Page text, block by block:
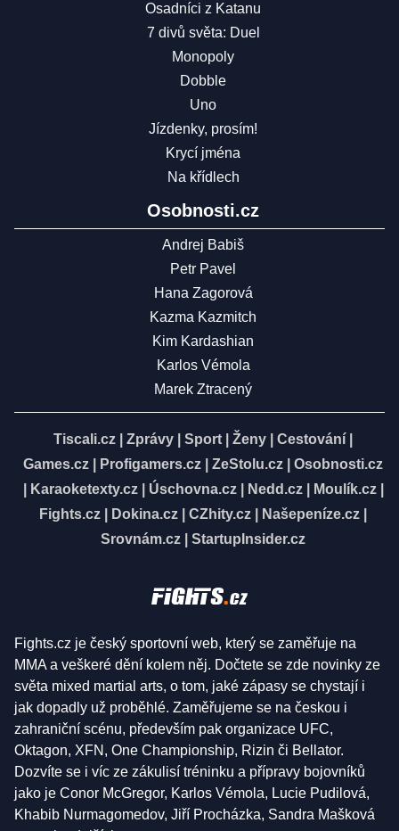
Osadníci z Katanu
7 divů světa: Duel
Monopoly
Dobble
Uno
Jízdenky, prosím!
Krycí jména
Na křídlech
Osobnosti.cz
Andrej Babiš
Petr Pavel
Hana Zagorová
Kazma Kazmitch
Kim Kardashian
Karlos Vémola
Marek Ztracený
Tiscali.cz Zprávy Sport Ženy Cestování
Games.cz
Profigamers.cz ZeStolu.cz
Osobnosti.cz
Karaoketexty.cz| Úschovna.cz| Nedd.cz| Moulík.cz|
Fights.cz
Dokina.cz CZhity.cz Našepeníze.cz
Srovnám.cz
StartupInsider.cz
Fights.cz je český sportovní web, který se zaměřuje na
MMA a veškeré dění kolem něj. Dočtete se zde novinky ze
světa mixed martial arts, o tom, jaké zápasy se chystají i
jak dopadly už proběhlé. Zaměřujeme se na českou i
zahraniční scénu, především pak organizace UFC,
Oktagon, XFN, One Championship, Rizin či Bellator.
Dozvíte se i víc ze zákulisí tréninku a přípravy bojovníků
jako je Conor McGregor, Karlos Vémola, Lucie Pudilová,
Khabib Nurmagomedov, Jiří Procházka, Sandra Mašková